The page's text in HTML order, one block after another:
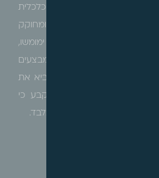
בזמנו כי שאלת הכדאיות הכלכלית
שכן אין כוונת המחוקק ומחוקק
שיישארו על המדף ולא ימומשו,
לשם כך מבצעות הועדות בדיקות ותוקן תקן 21 בו מבצעים
הזכויות הנדרש על מנת להביא את
לביצוע, אולם בית המשפט קבע כי
אלא הינה חלק מהשיקול בלבד.